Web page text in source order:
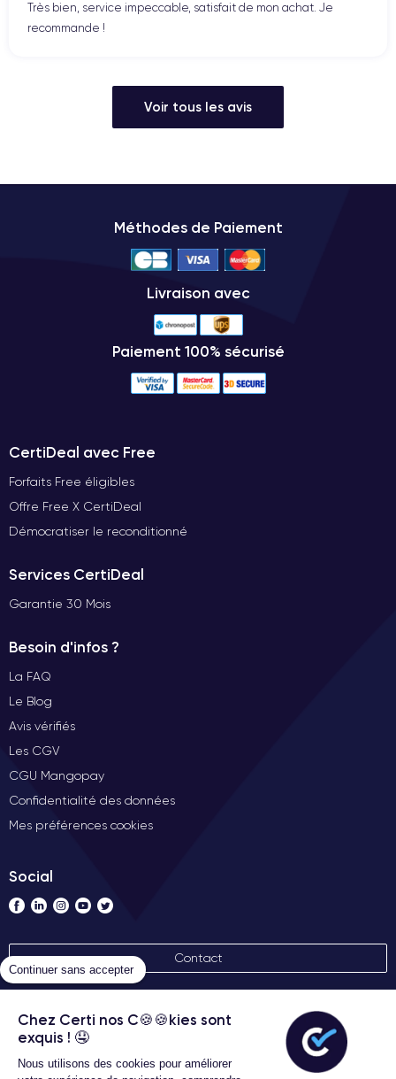
Continuer sans accepter
Chez Certi nos C🍪🍪kies sont
exquis ! 🤤
Nous utilisons des cookies pour améliorer
Très bien, service impeccable, satisfait de mon achat. Je
recommande !
Voir tous les avis
Méthodes de Paiement
Livraison avec
Paiement 100% sécurisé
CertiDeal avec Free
Forfaits Free éligibles
Offre Free X CertiDeal
Démocratiser le reconditionné
Services CertiDeal
Garantie 30 Mois
Besoin d'infos ?
La FAQ
Le Blog
Avis vérifiés
Les CGV
CGU Mangopay
Confidentialité des données
Mes préférences cookies
Social
Contact